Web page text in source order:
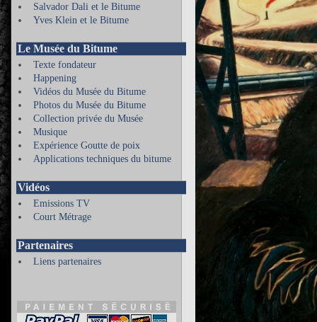
Salvador Dali et le Bitume
Yves Klein et le Bitume
Le Musée du Bitume
Texte fondateur
Happening
Vidéos du Musée du Bitume
Photos du Musée du Bitume
Collection privée du Musée
Musique
Expérience Goutte de poix
Applications techniques du bitume
Vidéos
Emissions TV
Court Métrage
Partenaires
Liens partenaires